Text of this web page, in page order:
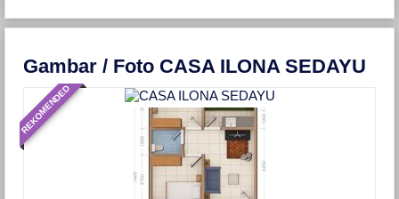
Gambar / Foto CASA ILONA SEDAYU
REKOMENDED